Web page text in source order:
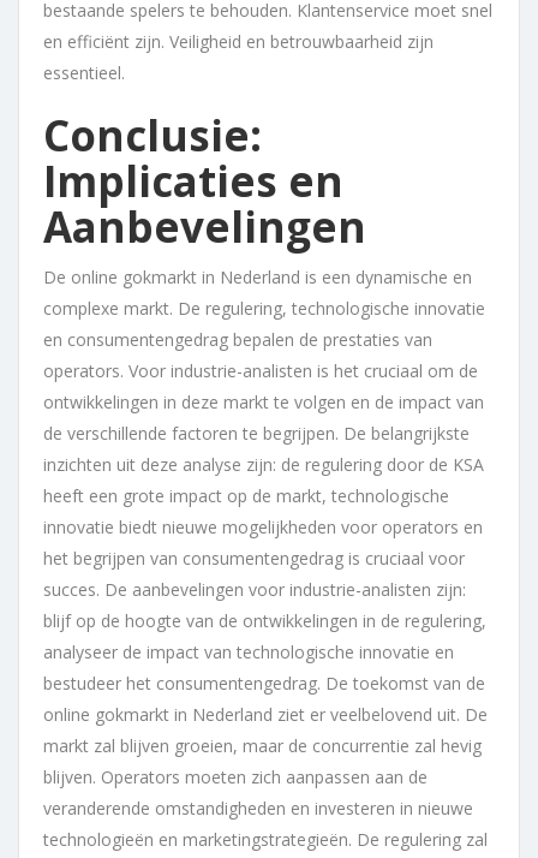
bestaande spelers te behouden. Klantenservice moet snel
en efficiënt zijn. Veiligheid en betrouwbaarheid zijn
essentieel.
Conclusie:
Implicaties en
Aanbevelingen
De online gokmarkt in Nederland is een dynamische en
complexe markt. De regulering, technologische innovatie
en consumentengedrag bepalen de prestaties van
operators. Voor industrie-analisten is het cruciaal om de
ontwikkelingen in deze markt te volgen en de impact van
de verschillende factoren te begrijpen. De belangrijkste
inzichten uit deze analyse zijn: de regulering door de KSA
heeft een grote impact op de markt, technologische
innovatie biedt nieuwe mogelijkheden voor operators en
het begrijpen van consumentengedrag is cruciaal voor
succes. De aanbevelingen voor industrie-analisten zijn:
blijf op de hoogte van de ontwikkelingen in de regulering,
analyseer de impact van technologische innovatie en
bestudeer het consumentengedrag. De toekomst van de
online gokmarkt in Nederland ziet er veelbelovend uit. De
markt zal blijven groeien, maar de concurrentie zal hevig
blijven. Operators moeten zich aanpassen aan de
veranderende omstandigheden en investeren in nieuwe
technologieën en marketingstrategieën. De regulering zal